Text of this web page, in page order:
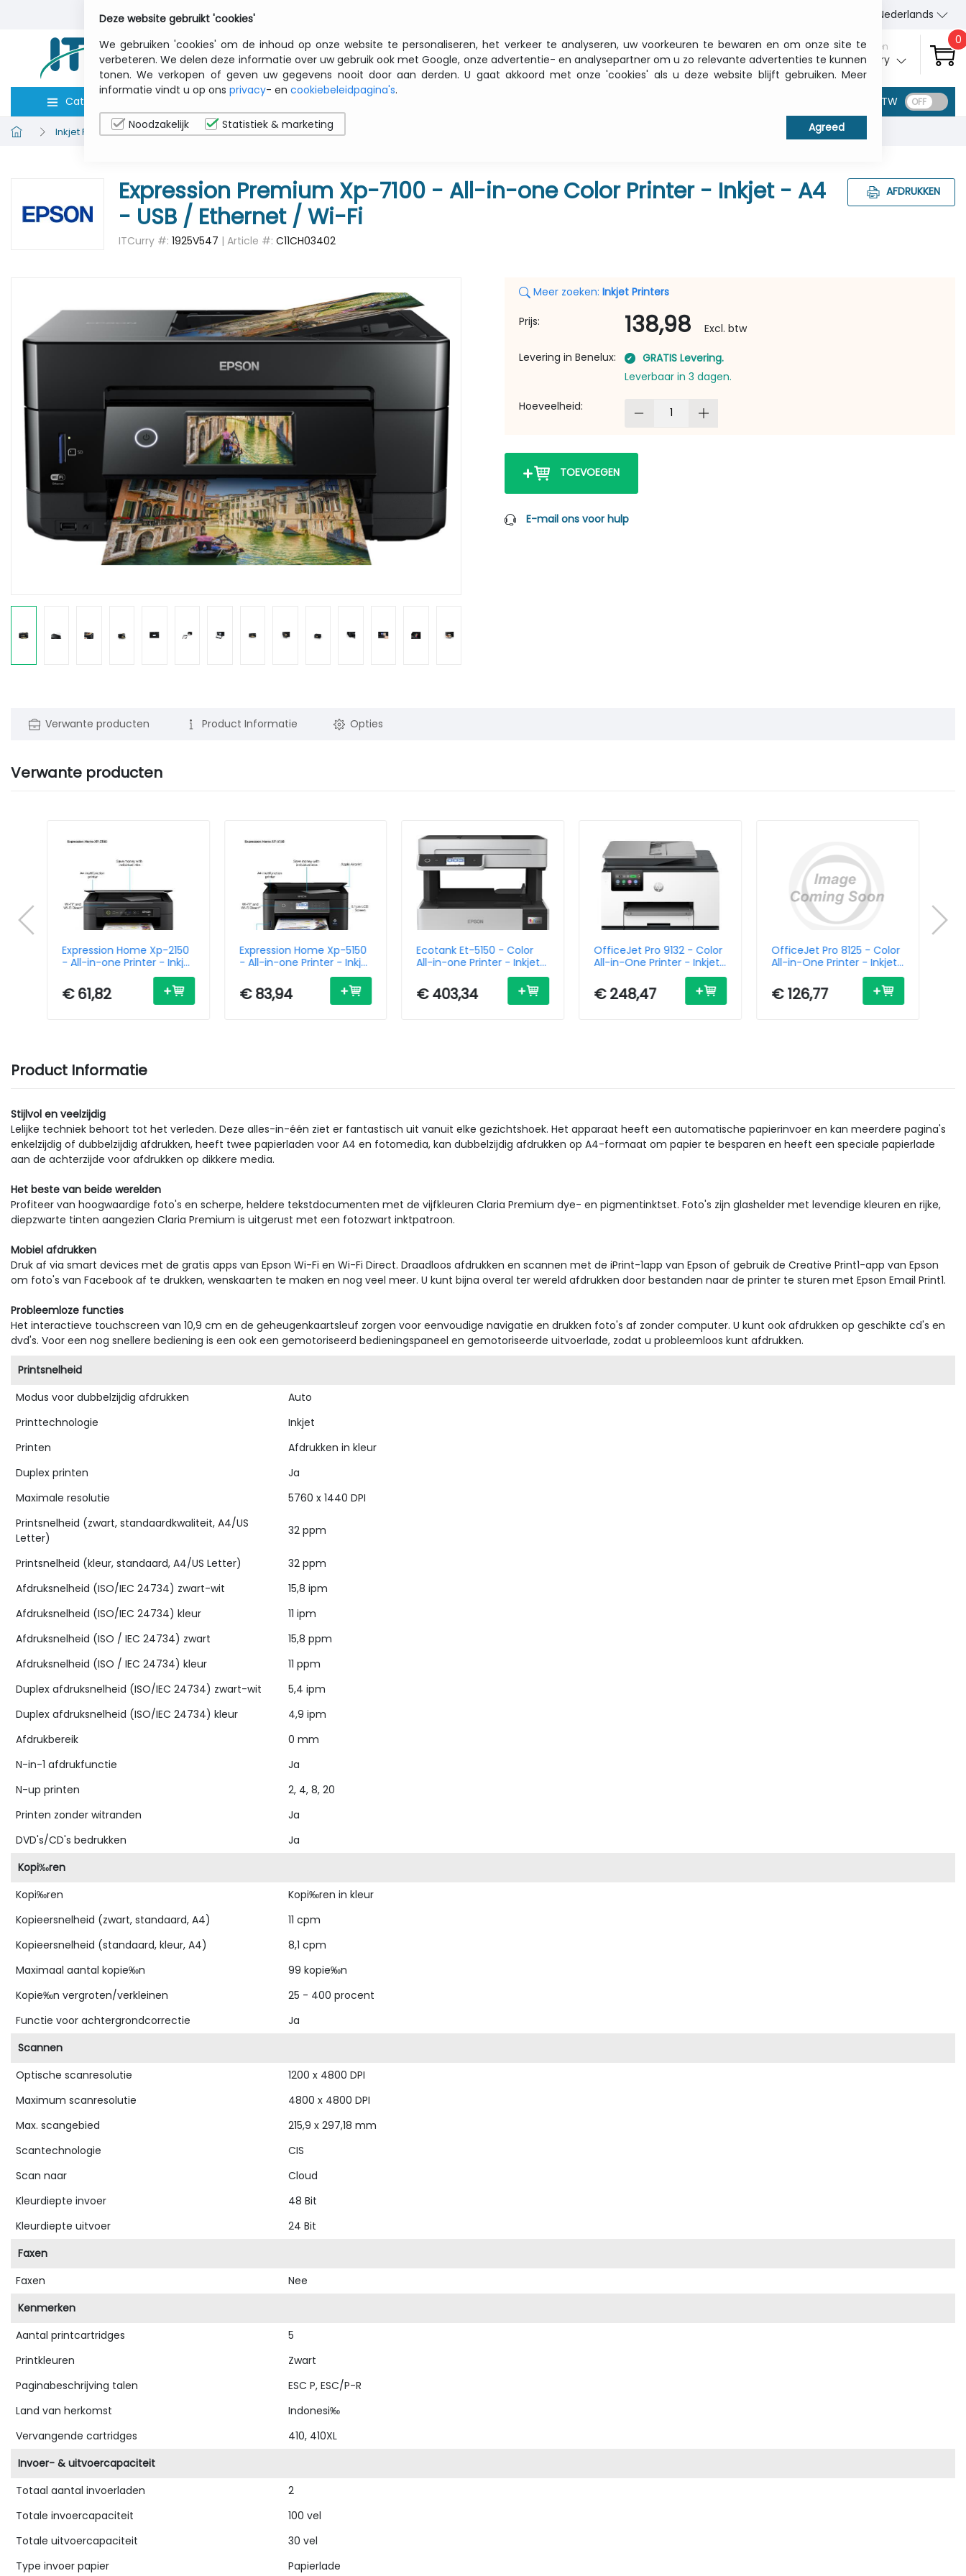
Nederlands
Aanmelden
My ITCurry
0
Categorieën BTW
Inkjet Printers EPSON C11CH03401 XP-7100 - all-in-one Color Printer -
Expression Premium Xp-7100 - All-in-one Color Printer - Inkjet - A4
- USB / Ethernet / Wi-Fi
ITCurry #: 1925V547 | Article #: C11CH03402
AFDRUKKEN
TOEVOEGEN
Meer zoeken: Inkjet Printers
Prijs: 138,98
Excl. btw
Levering in Benelux:
GRATIS Levering.
Leverbaar in 3 dagen.
Hoeveelheid:
E-mail ons voor hulp
Verwante producten Product Informatie Opties
Verwante producten
Expression Home Xp-2150
- All-in-one Printer - Inkjet
€ 61,82
Expression Home Xp-5150
- All-in-one Printer - Inkjet
€ 83,94
Ecotank Et-5150 - Color
All-in-one Printer - Inkjet -
Ethernet
€ 403,34
OfficeJet Pro 9132 - Color
All-in-One Printer - Inkjet
- A4 - USB / Ethernet /
Wi-Fi
€ 248,47
OfficeJet Pro 8125 - Color
All-in-One Printer - Inkjet
- A4 - USB / Ethernet /
Wi-Fi
€ 126,77
Product Informatie
Stijlvol en veelzijdig
Lelijke techniek behoort tot het verleden. Deze alles-in-één ziet er fantastisch uit vanuit elke gezichtshoek. Het apparaat heeft een automatische papierinvoer en kan meerdere pagina's
enkelzijdig of dubbelzijdig afdrukken, heeft twee papierladen voor A4 en fotomedia, kan dubbelzijdig afdrukken op A4-formaat om papier te besparen en heeft een speciale papierlade
aan de achterzijde voor afdrukken op dikkere media.
Het beste van beide werelden
Profiteer van hoogwaardige foto's en scherpe, heldere tekstdocumenten met de vijfkleuren Claria Premium dye- en pigmentinktset. Foto's zijn glashelder met levendige kleuren en rijke,
diepzwarte tinten aangezien Claria Premium is uitgerust met een fotozwart inktpatroon.
Mobiel afdrukken
Druk af via smart devices met de gratis apps van Epson Wi-Fi en Wi-Fi Direct. Draadloos afdrukken en scannen met de iPrint-1app van Epson of gebruik de Creative Print1-app van Epson
om foto's van Facebook af te drukken, wenskaarten te maken en nog veel meer. U kunt bijna overal ter wereld afdrukken door bestanden naar de printer te sturen met Epson Email Print1.
Probleemloze functies
Het interactieve touchscreen van 10,9 cm en de geheugenkaartsleuf zorgen voor eenvoudige navigatie en drukken foto's af zonder computer. U kunt ook afdrukken op geschikte cd's en
dvd's. Voor een nog snellere bediening is een ook een gemotoriseerd bedieningspaneel en gemotoriseerde uitvoerlade, zodat u probleemloos kunt afdrukken.
Printsnelheid
Modus voor dubbelzijdig afdrukken
Auto
Printtechnologie
Inkjet
Printen
Afdrukken in kleur
Duplex printen
Ja
Maximale resolutie
5760 x 1440 DPI
Printsnelheid (zwart, standaardkwaliteit, A4/US
Letter)
32 ppm
Printsnelheid (kleur, standaard, A4/US Letter)
32 ppm
Afdruksnelheid (ISO/IEC 24734) zwart-wit
15,8 ipm
Afdruksnelheid (ISO/IEC 24734) kleur
11 ipm
Afdruksnelheid (ISO / IEC 24734) zwart
15,8 ppm
Afdruksnelheid (ISO / IEC 24734) kleur
11 ppm
Duplex afdruksnelheid (ISO/IEC 24734) zwart-wit
5,4 ipm
Duplex afdruksnelheid (ISO/IEC 24734) kleur
4,9 ipm
Afdrukbereik
0 mm
N-in-1 afdrukfunctie
Ja
N-up printen
2, 4, 8, 20
Printen zonder witranden
Ja
DVD's/CD's bedrukken
Ja
Kopi‰ren
Kopi‰ren
Kopi‰ren in kleur
Kopieersnelheid (zwart, standaard, A4)
11 cpm
Kopieersnelheid (standaard, kleur, A4)
8,1 cpm
Maximaal aantal kopie‰n
99 kopie‰n
Kopie‰n vergroten/verkleinen
25 - 400 procent
Functie voor achtergrondcorrectie
Ja
Scannen
Optische scanresolutie
1200 x 4800 DPI
Maximum scanresolutie
4800 x 4800 DPI
Max. scangebied
215,9 x 297,18 mm
Scantechnologie
CIS
Scan naar
Cloud
Kleurdiepte invoer
48 Bit
Kleurdiepte uitvoer
24 Bit
Faxen
Faxen
Nee
Kenmerken
Aantal printcartridges
5
Printkleuren
Zwart
Paginabeschrijving talen
ESC P, ESC/P-R
Land van herkomst
Indonesi‰
Vervangende cartridges
410, 410XL
Invoer- & uitvoercapaciteit
Totaal aantal invoerladen
2
Totale invoercapaciteit
100 vel
Totale uitvoercapaciteit
30 vel
Type invoer papier
Papierlade
Deze website gebruikt 'cookies'
We gebruiken 'cookies' om de inhoud op onze website te personaliseren, het verkeer te analyseren, uw voorkeuren te bewaren en om onze site te
verbeteren. We delen deze informatie over uw gebruik ook met Google, onze advertentie- en analysepartner om u zo relevante advertenties te kunnen
tonen. We verkopen of geven uw gegevens nooit door aan derden. U gaat akkoord met onze 'cookies' als u deze website blijft gebruiken. Meer
informatie vindt u op ons privacy- en cookiebeleidpagina's.
Noodzakelijk Statistiek & marketing